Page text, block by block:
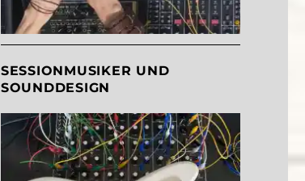
SESSIONMUSIKER UND
SOUNDDESIGN